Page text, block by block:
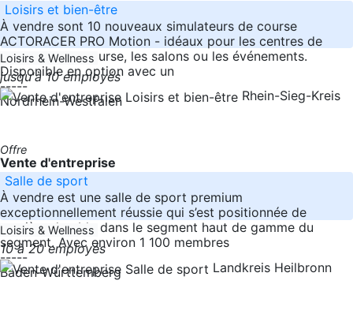
Loisirs et bien-être
À vendre sont 10 nouveaux simulateurs de course
ACTORACER PRO Motion - idéaux pour les centres de
simulation de course, les salons ou les événements.
Disponible en option avec un
-----
Nordrhein-Westfalen
Loisirs & Wellness
jusqu'à 10 employés
Rhein-Sieg-Kreis
Offre
Vente d'entreprise
Salle de sport
À vendre est une salle de sport premium
exceptionnellement réussie qui s’est positionnée de
manière durable dans le segment haut de gamme du
segment. Avec environ 1 100 membres
-----
Baden-Württemberg
Loisirs & Wellness
10 à 20 employés
Landkreis Heilbronn